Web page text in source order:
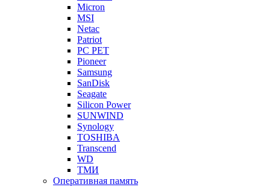
Micron
MSI
Netac
Patriot
PC PET
Pioneer
Samsung
SanDisk
Seagate
Silicon Power
SUNWIND
Synology
TOSHIBA
Transcend
WD
ТМИ
Оперативная память